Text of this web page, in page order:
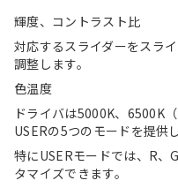
輝度、コントラスト比
対応するスライダーをスラ
調整します。
色温度
ドライバは5000K、6500K
USERの5つのモードを提供し
特にUSERモードでは、R、
タマイズできます。